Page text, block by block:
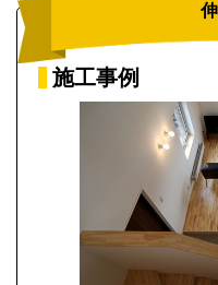
施工事例